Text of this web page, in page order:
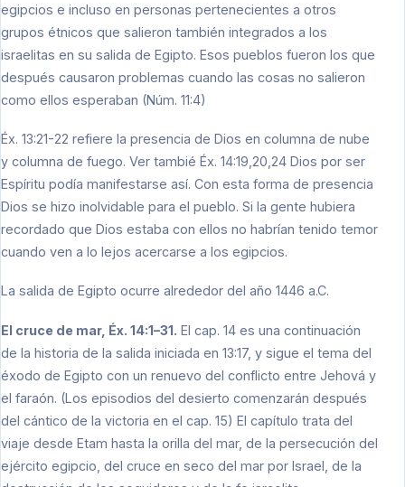
egipcios e incluso en personas pertenecientes a otros
grupos étnicos que salieron también integrados a los
israelitas en su salida de Egipto. Esos pueblos fueron los que
después causaron problemas cuando las cosas no salieron
como ellos esperaban (Núm. 11:4)
Éx. 13:21-22 refiere la presencia de Dios en columna de nube
y columna de fuego. Ver tambié Éx. 14:19,20,24 Dios por ser
Espíritu podía manifestarse así. Con esta forma de presencia
Dios se hizo inolvidable para el pueblo. Si la gente hubiera
recordado que Dios estaba con ellos no habrían tenido temor
cuando ven a lo lejos acercarse a los egipcios.
La salida de Egipto ocurre alrededor del año 1446 a.C.
El cruce de mar, Éx. 14:1–31. El cap. 14 es una continuación
de la historia de la salida iniciada en 13:17, y sigue el tema del
éxodo de Egipto con un renuevo del conflicto entre Jehová y
el faraón. (Los episodios del desierto comenzarán después
del cántico de la victoria en el cap. 15) El capítulo trata del
viaje desde Etam hasta la orilla del mar, de la persecución del
ejército egipcio, del cruce en seco del mar por Israel, de la